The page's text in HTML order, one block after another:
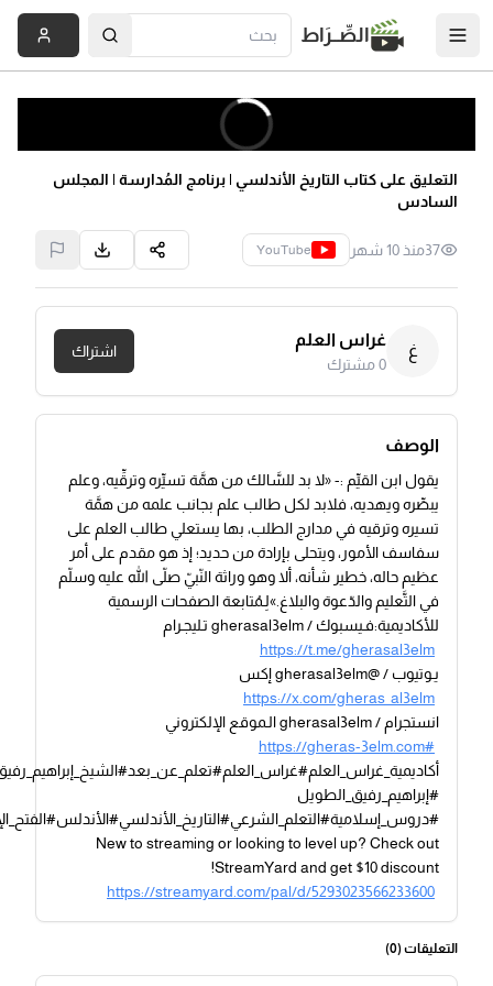
الصِّــرَاط
التعليق على كتاب التاريخ الأندلسي | برنامج المُدارسة | المجلس
السادس
37منذ 10 شهر YouTube
غ
غراس العلم
0مشترك
اشتراك
الوصف
يقول ابن القيِّم :- «لا بد للسَّالك من همَّة تسيِّره وترقِّيه، وعلم
يبصِّره ويهديه، فلابد لكل طالب علم بجانب علمه من همَّة
تسيره وترقيه في مدارج الطلب، بها يستعلي طالب العلم على
سفاسف الأمور، ويتحلى بإرادة من حديد؛ إذ هو مقدم على أمر
عظيم حاله، خطير شأنه، ألا وهو وراثة النّبيّ صلّى الله عليه وسلّم
في التَّعليم والدّعوة والبلاغ.»لِـمُتابعة الصفحات الرسمية
للأكاديمية:فـيسبوك / gherasal3elm تـليجـرام
https://t.me/gherasal3elm
يـوتيوب / @gherasal3elm إكس
https://x.com/gheras_al3elm
انستجرام / gherasal3elm الـموقع الإلكتروني
https://gheras-3elm.com#
#إبراهيم_رفيق_الطويل
New to streaming or looking to level up? Check out
StreamYard and get $10 discount!
https://streamyard.com/pal/d/5293023566233600
التعليقات (0
)